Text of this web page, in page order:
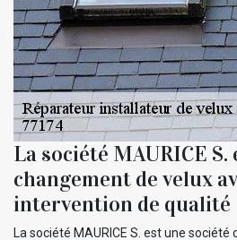
La société MAURICE
changement de velux
intervention de qualité
La société MAURICE S. est une